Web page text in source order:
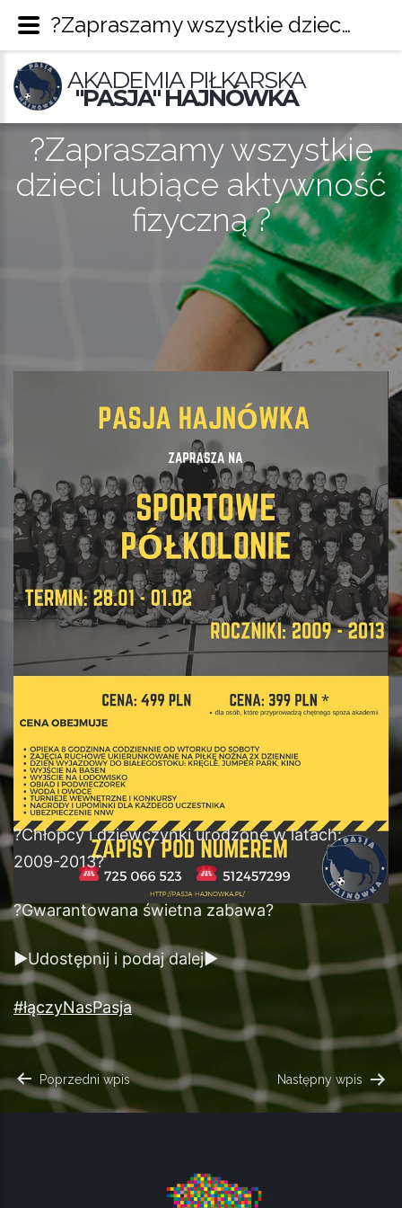
AKADEMIA PIŁKARSKA
"PASJA" HAJNÓWKA
?Zapraszamy wszystkie
dzieci lubiące aktywność
fizyczną ?
?Chłopcy i dziewczynki urodzone w latach:
2009-2013?
?Gwarantowana świetna zabawa?
▶️Udostępnij i podaj dalej▶️
#łączyNasPasja
NAWIGACJA
Poprzedni wpis Następny wpis
?Zapraszamy wszystkie dzieci lubiące aktywność fizyczną ? – Pasja Hajnówka